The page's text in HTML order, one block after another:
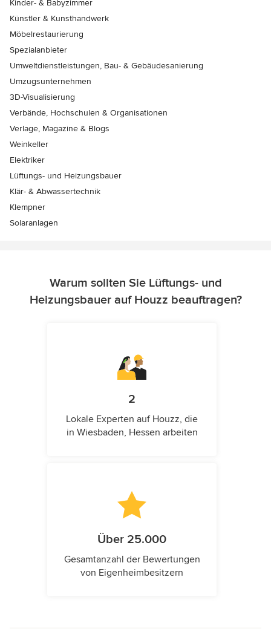
Kinder- & Babyzimmer
Künstler & Kunsthandwerk
Möbelrestaurierung
Spezialanbieter
Umweltdienstleistungen, Bau- & Gebäudesanierung
Umzugsunternehmen
3D-Visualisierung
Verbände, Hochschulen & Organisationen
Verlage, Magazine & Blogs
Weinkeller
Elektriker
Lüftungs- und Heizungsbauer
Klär- & Abwassertechnik
Klempner
Solaranlagen
Warum sollten Sie Lüftungs- und
Heizungsbauer auf Houzz beauftragen?
2
Lokale Experten auf Houzz, die
in Wiesbaden, Hessen arbeiten
Über 25.000
Gesamtanzahl der Bewertungen
von Eigenheimbesitzern